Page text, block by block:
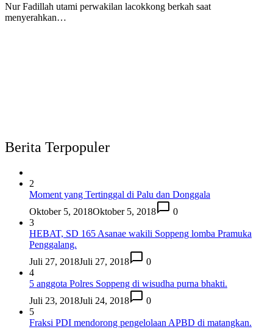
Nur Fadillah utami perwakilan lacokkong berkah saat
menyerahkan…
Berita Terpopuler
2
Moment yang Tertinggal di Palu dan Donggala
Oktober 5, 2018Oktober 5, 2018
0
3
HEBAT, SD 165 Asanae wakili Soppeng lomba Pramuka
Penggalang.
Juli 27, 2018Juli 27, 2018
0
4
5 anggota Polres Soppeng di wisudha purna bhakti.
Juli 23, 2018Juli 24, 2018
0
5
Fraksi PDI mendorong pengelolaan APBD di matangkan.